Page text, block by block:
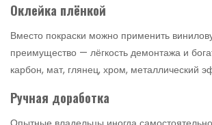
Оклейка плёнкой
Вместо покраски можно применить
преимущество — лёгкость демонтажа и
карбон, мат, глянец, хром, металлический
Ручная доработка